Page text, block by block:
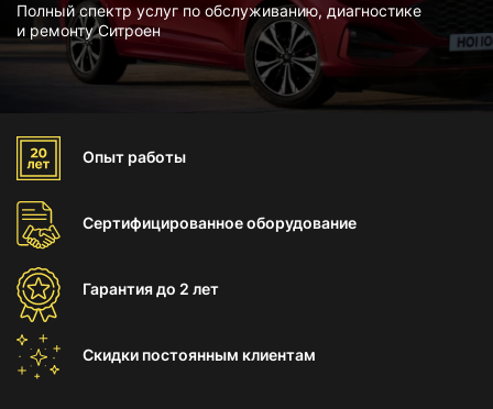
Полный спектр услуг по обслуживанию, диагностике
и ремонту Ситроен
Опыт работы
Сертифицированноеоборудование
Гарантиядо 2 лет
Скидки постоянным клиентам